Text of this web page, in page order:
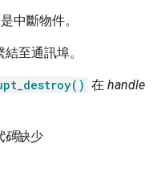
中斷物件。
結至通訊埠。
在 handle
碼缺少